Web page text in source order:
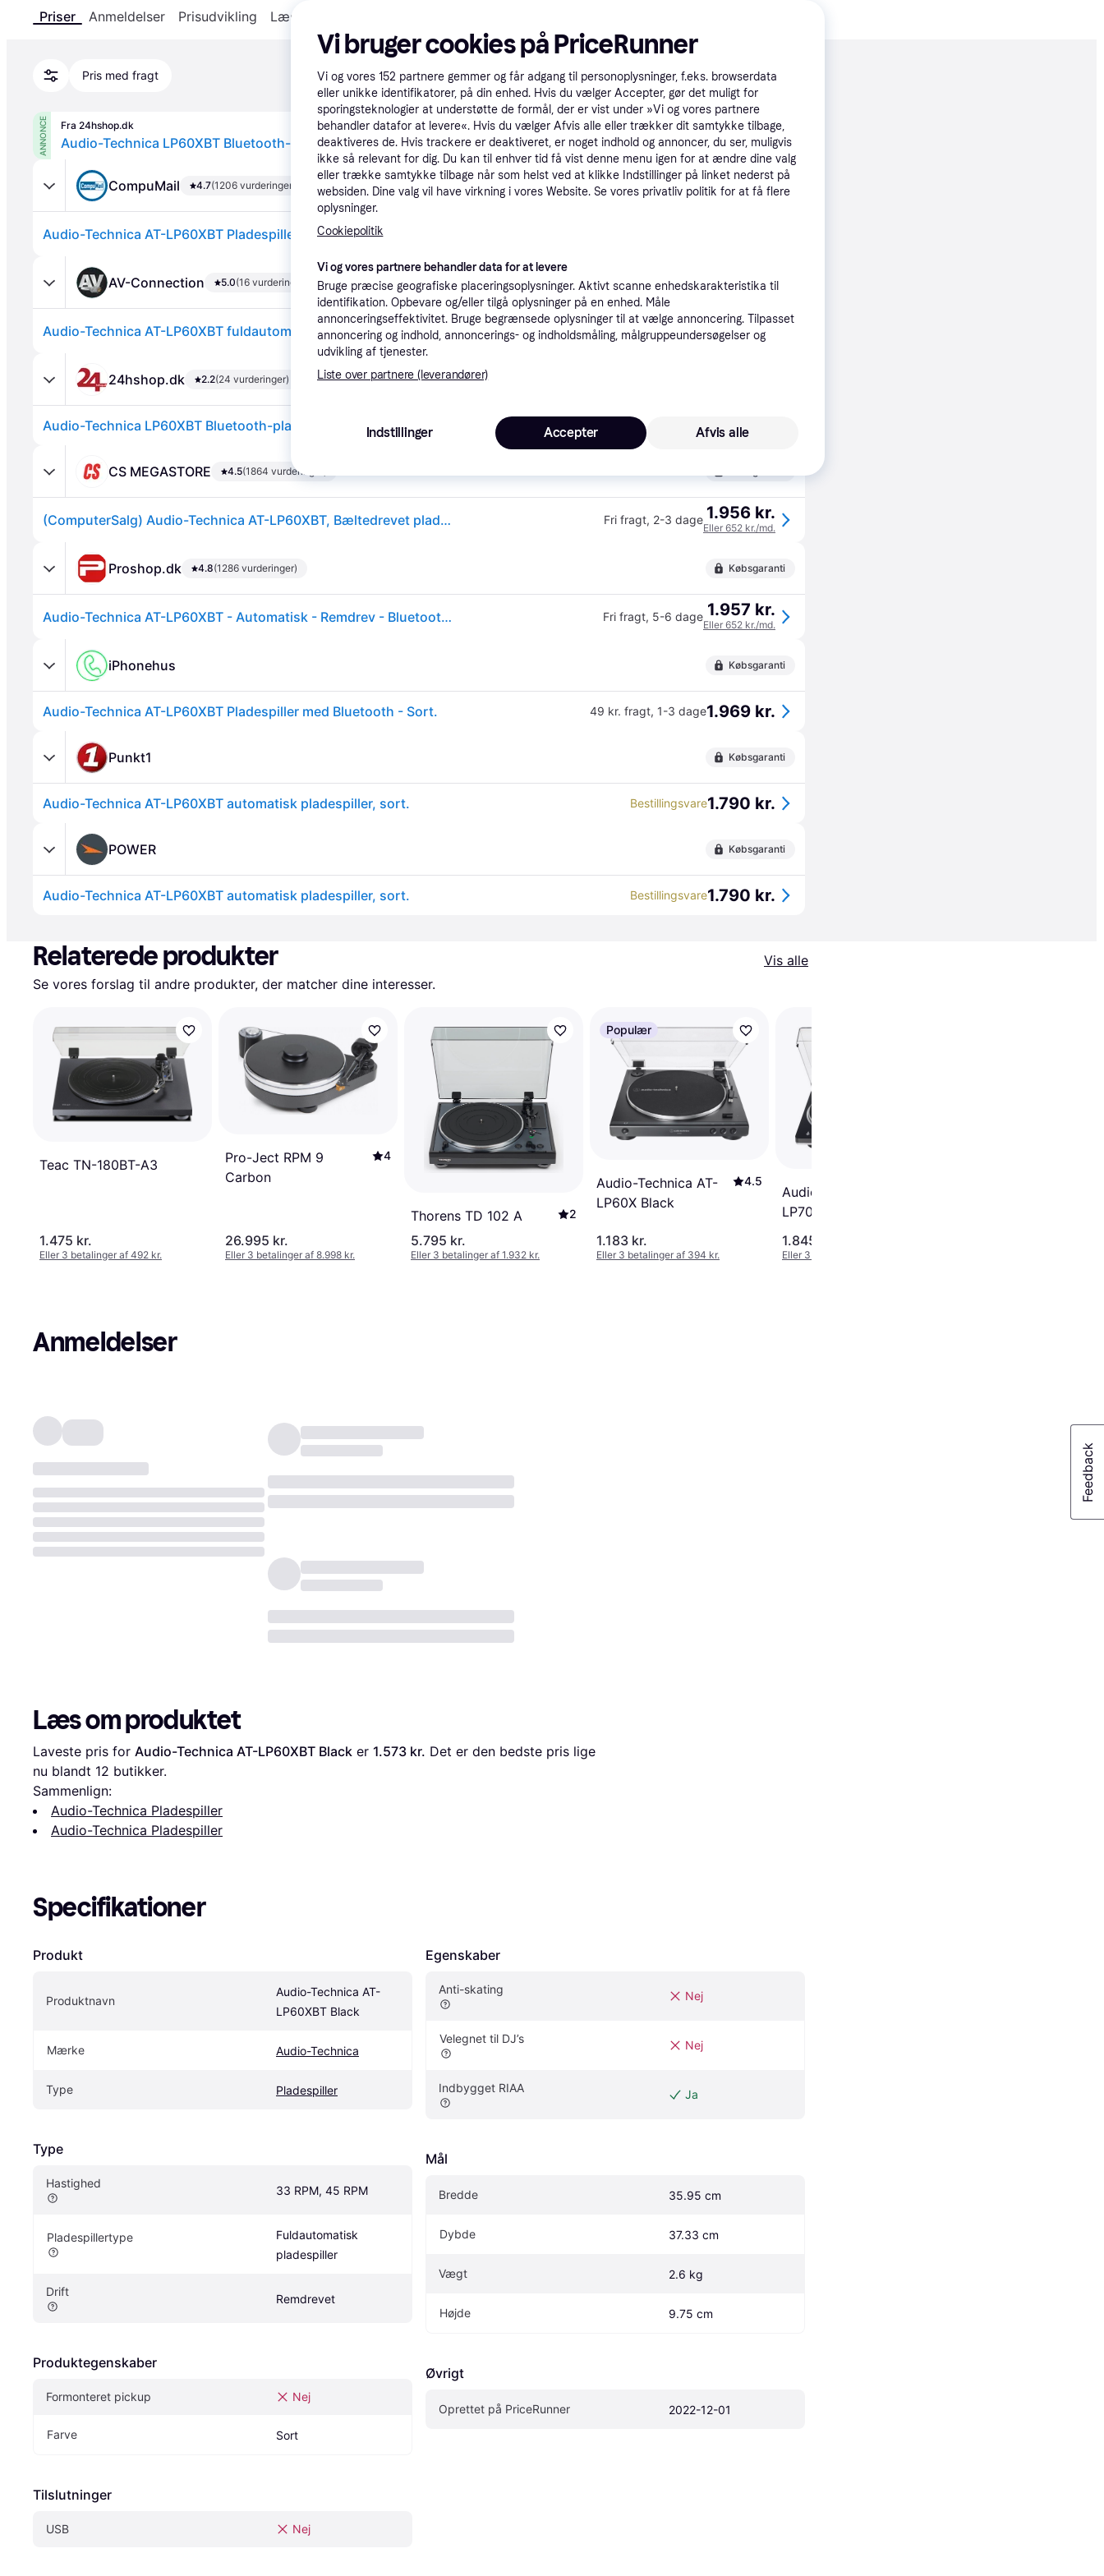
Priser Anmeldelser Prisudvikling Læs om produktet
Pris med fragt Promoveret
ANNONCE Fra 24hshop.dk
Audio-Technica LP60XBT Bluetooth-pladespiller, sort. 49 kr. fragt 1.839 kr.
CompuMail 4.7(1206 vurderinger) Købsgaranti
AV-Connection 5.0(16 vurderinger) Købsgaranti
Audio-Technica AT-LP60XBT fuldautomatisk pladespiller | Sort | PRIS-MATCH Fri fragt,20 dage 1.599 kr.
Eller 533 kr./md.
24hshop.dk 2.2(24 vurderinger)
Audio-Technica LP60XBT Bluetooth-pladespiller, sort. 49 kr. fragt 2-4 dage1.839 kr.
CS MEGASTORE 4.5(1864 vurderinger)
(ComputerSalg) Audio-Technica AT-LP60XBT, Bæltedrevet pladespiller, Fuld automatisk, Sort, Aluminium, 33 1/3,45 rpm, 33 1/3,45 rpm Fri fragt, 2-3 dage 1.956 kr.
Eller 652 kr./md.
Proshop.dk 4.8(1286 vurderinger) Købsgaranti
Audio-Technica AT-LP60XBT - Automatisk - Remdrev - Bluetooth - Pladespiller Sort Fri fragt, 5-6 dage 1.957 kr.
Eller 652 kr./md.
iPhonehus Købsgaranti
Audio-Technica AT-LP60XBT Pladespiller med Bluetooth - Sort. 49 kr. fragt, 1-3 dage1.969 kr.
Punkt1 Købsgaranti
Audio-Technica AT-LP60XBT automatisk pladespiller, sort. Bestillingsvare1.790 kr.
POWER Købsgaranti
Audio-Technica AT-LP60XBT automatisk pladespiller, sort. Bestillingsvare1.790 kr.
Relaterede produkter
Vis alle
Se vores forslag til andre produkter, der matcher dine interesser.
Teac TN-180BT-A3
1.475 kr.
Eller 3 betalinger af 492 kr.
Pro-Ject RPM 9
Carbon
4
26.995 kr.
Eller 3 betalinger af 8.998 kr.
Thorens TD 102 A 2
5.795 kr.
Eller 3 betalinger af 1.932 kr.
Populær
Audio-Technica AT-
LP60X Black
4.5
1.183 kr.
Eller 3 betalinger af 394 kr.
Audio-Technica AT-
LP70XBT
1.845 kr.
Eller 3 betalinger af 615 kr.
Anmeldelser
Læs om produktet
Laveste pris for Audio-Technica AT-LP60XBT Black er 1.573 kr. Det er den bedste pris lige
nu blandt 12 butikker.
Sammenlign:
Audio-Technica Pladespiller
Audio-Technica Pladespiller
Specifikationer
Produkt
Produktnavn
Audio-Technica AT-
LP60XBT Black
Mærke Audio-Technica
Type Pladespiller
Type
Hastighed
33 RPM, 45 RPM
Pladespillertype
Fuldautomatisk
pladespiller
Drift
Remdrevet
Produktegenskaber
Formonteret pickup Nej
Farve Sort
Tilslutninger
USB Nej
Egenskaber
Anti-skating Nej
Velegnet til DJ’s Nej
Indbygget RIAA Ja
Mål
Bredde 35.95 cm
Dybde 37.33 cm
Vægt 2.6 kg
Højde 9.75 cm
Øvrigt
Oprettet på PriceRunner 2022-12-01
Vi bruger cookies på PriceRunner
Vi og vores 152 partnere gemmer og får adgang til personoplysninger, f.eks. browserdata
eller unikke identifikatorer, på din enhed. Hvis du vælger Accepter, gør det muligt for
sporingsteknologier at understøtte de formål, der er vist under »Vi og vores partnere
behandler datafor at levere«. Hvis du vælger Afvis alle eller trækker dit samtykke tilbage,
deaktiveres de. Hvis trackere er deaktiveret, er noget indhold og annoncer, du ser, muligvis
ikke så relevant for dig. Du kan til enhver tid få vist denne menu igen for at ændre dine valg
eller trække samtykke tilbage når som helst ved at klikke Indstillinger på linket nederst på
websiden. Dine valg vil have virkning i vores Website. Se vores privatliv politik for at få flere
oplysninger.
Cookiepolitik
Vi og vores partnere behandler data for at levere
Bruge præcise geografiske placeringsoplysninger. Aktivt scanne enhedskarakteristika til
identifikation. Opbevare og/eller tilgå oplysninger på en enhed. Måle
annonceringseffektivitet. Bruge begrænsede oplysninger til at vælge annoncering. Tilpasset
annoncering og indhold, annoncerings- og indholdsmåling, målgruppeundersøgelser og
udvikling af tjenester.
Liste over partnere (leverandører)
Indstillinger Afvis alle
Accepter